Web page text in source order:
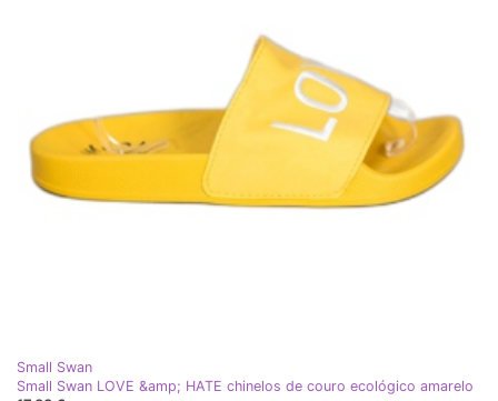
Small Swan
Small Swan LOVE &amp; HATE chinelos de couro ecológico amarelo